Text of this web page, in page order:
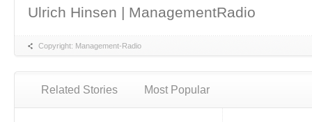
Ulrich Hinsen | ManagementRadio
Copyright: Management-Radio
Related Stories Most Popular